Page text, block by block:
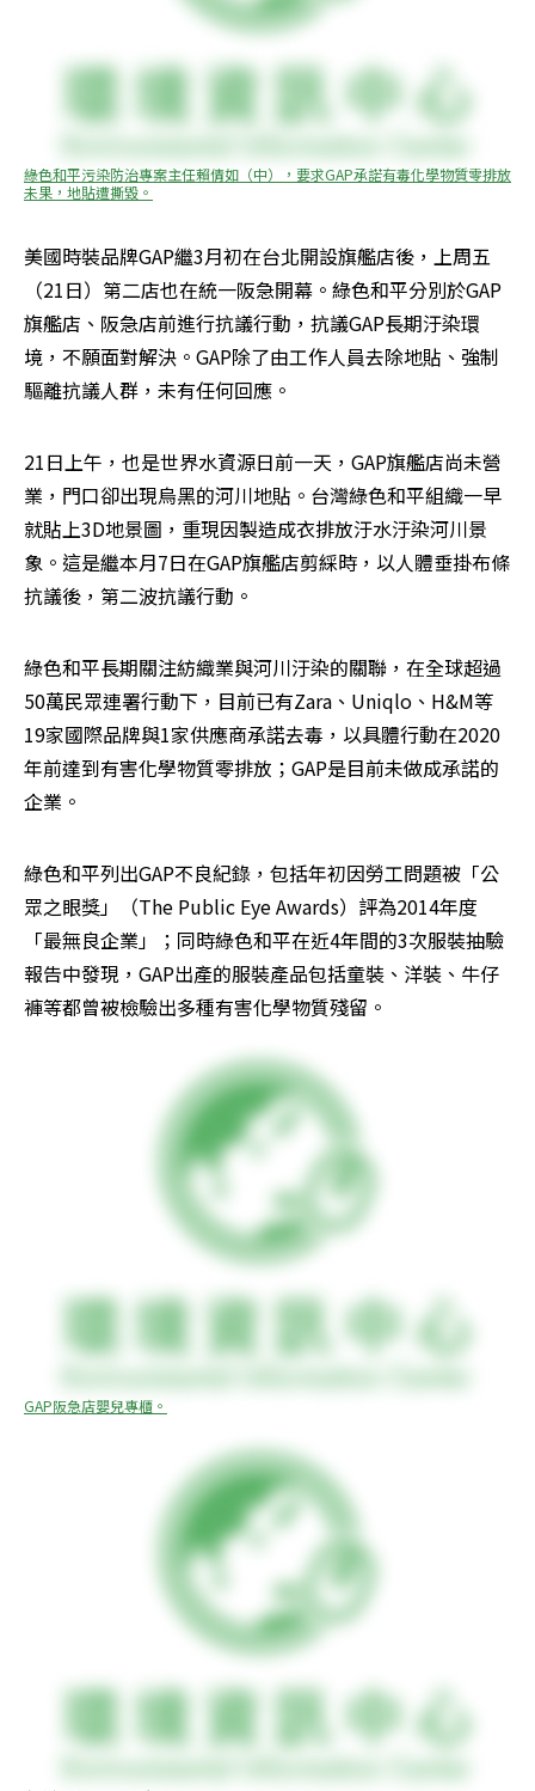
綠色和平污染防治專案主任賴倩如（中），要求GAP承諾有毒化學物質零排放
未果，地貼遭撕毀。
美國時裝品牌GAP繼3月初在台北開設旗艦店後，上周五
（21日）第二店也在統一阪急開幕。綠色和平分別於GAP
旗艦店、阪急店前進行抗議行動，抗議GAP長期汙染環
境，不願面對解決。GAP除了由工作人員去除地貼、強制
驅離抗議人群，未有任何回應。
21日上午，也是世界水資源日前一天，GAP旗艦店尚未營
業，門口卻出現烏黑的河川地貼。台灣綠色和平組織一早
就貼上3D地景圖，重現因製造成衣排放汙水汙染河川景
象。這是繼本月7日在GAP旗艦店剪綵時，以人體垂掛布條
抗議後，第二波抗議行動。
綠色和平長期關注紡織業與河川汙染的關聯，在全球超過
50萬民眾連署行動下，目前已有Zara、Uniqlo、H&M等
19家國際品牌與1家供應商承諾去毒，以具體行動在2020
年前達到有害化學物質零排放；GAP是目前未做成承諾的
企業。
綠色和平列出GAP不良紀錄，包括年初因勞工問題被「公
眾之眼獎」（The Public Eye Awards）評為2014年度
「最無良企業」；同時綠色和平在近4年間的3次服裝抽驗
報告中發現，GAP出產的服裝產品包括童裝、洋裝、牛仔
褲等都曾被檢驗出多種有害化學物質殘留。
GAP阪急店嬰兒專櫃。